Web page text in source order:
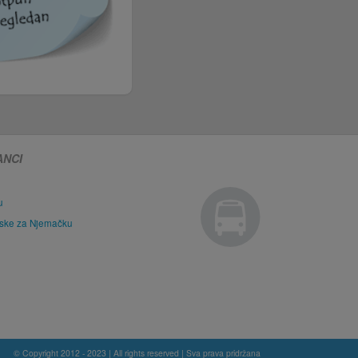
za Njemačku
© Copyright 2012 - 2023 | All rights reserved | Sva prava pridržana